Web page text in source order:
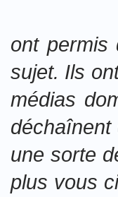
ont permis
sujet. Ils
médias
une sorte
plus vous